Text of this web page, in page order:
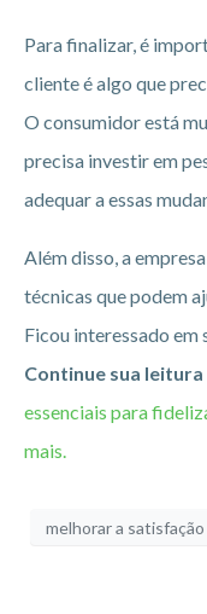
Para finalizar, é
cliente é algo que
O consumidor está
precisa investir em
adequar a essas
Além disso, a
técnicas que podem
Ficou interessado em
Continue sua
essenciais para
mais.
melhorar a